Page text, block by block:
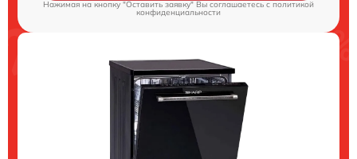
Нажимая на кнопку "Оставить заявку" Вы соглашаетесь cполитикой
конфиденциальности